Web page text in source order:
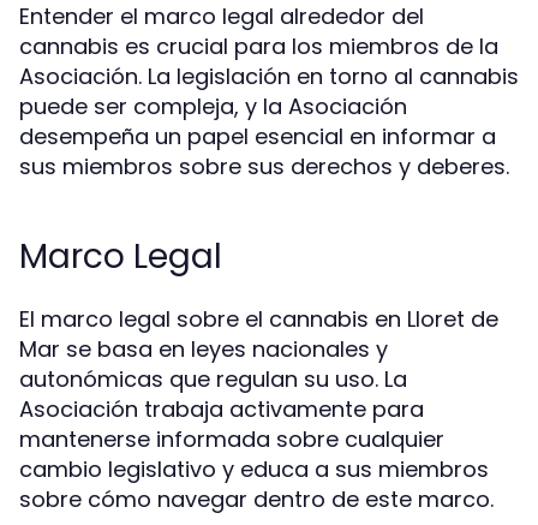
Entender el marco legal alrededor del
cannabis es crucial para los miembros de la
Asociación. La legislación en torno al cannabis
puede ser compleja, y la Asociación
desempeña un papel esencial en informar a
sus miembros sobre sus derechos y deberes.
Marco Legal
El marco legal sobre el cannabis en Lloret de
Mar se basa en leyes nacionales y
autonómicas que regulan su uso. La
Asociación trabaja activamente para
mantenerse informada sobre cualquier
cambio legislativo y educa a sus miembros
sobre cómo navegar dentro de este marco.